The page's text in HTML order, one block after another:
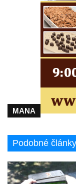
Semilech
Pamětní
na radnici v
Pamětní
Pamětní
biskupské
Budějovicích
Socha žáby u
Pamětní
Kamenném
MANA
Podobné články